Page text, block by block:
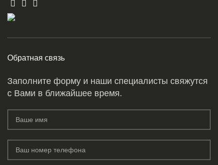
Обратная связь
Заполните форму и наши специалисты свяжутся
с Вами в ближайшее время.